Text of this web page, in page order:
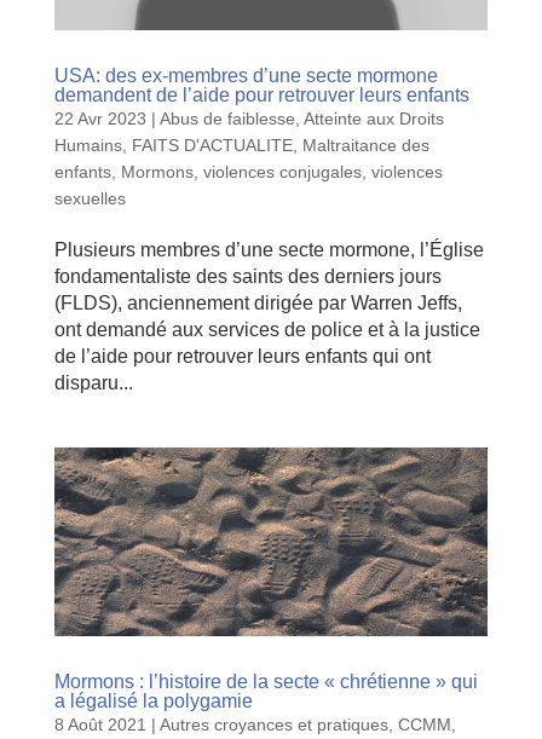
USA: des ex-membres d’une secte mormone
demandent de l’aide pour retrouver leurs enfants
22 Avr 2023 | Abus de faiblesse, Atteinte aux Droits
Humains, FAITS D'ACTUALITE, Maltraitance des
enfants, Mormons, violences conjugales, violences
sexuelles
Plusieurs membres d’une secte mormone, l’Église
fondamentaliste des saints des derniers jours
(FLDS), anciennement dirigée par Warren Jeffs,
ont demandé aux services de police et à la justice
de l’aide pour retrouver leurs enfants qui ont
disparu...
Mormons : l’histoire de la secte « chrétienne » qui
a légalisé la polygamie
8 Août 2021 | Autres croyances et pratiques, CCMM